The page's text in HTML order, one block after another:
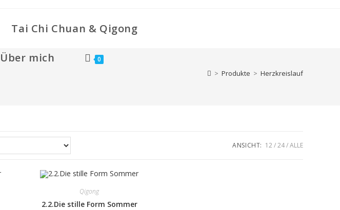
Tai Chi Chuan & Qigong
Über mich 0
> Produkte > Herzkreislauf
ANSICHT: 12 24 ALLE
Qigong
2.2.Die stille Form Sommer